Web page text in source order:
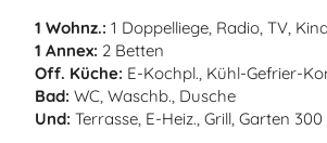
1 Wohnz.: 1 Doppelliege, Radio, TV,
1 Annex: 2 Betten
Off. Küche: E-Kochpl., Kühl-Gefrier-
Bad: WC, Waschb., Dusche
Und: Terrasse, E-Heiz., Grill, Garten